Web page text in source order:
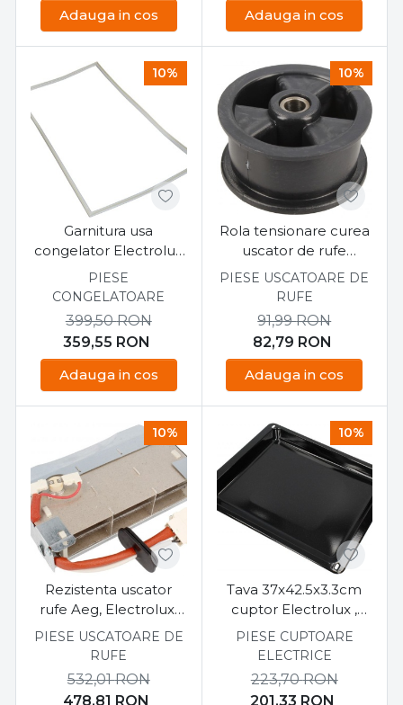
Adauga in cos
Adauga in cos
10%
Garnitura usa
congelator Electrolux
67,5 cm X 57.2 cm
PIESE
CONGELATOARE
359,55 RON
399,50RON
Adauga in cos
10%
Rola tensionare curea
uscator de rufe
Electrolux 1250125034
PIESE USCATOARE DE
RUFE
82,79 RON
91,99RON
Adauga in cos
10%
Rezistenta uscator
rufe Aeg, Electrolux,
Zanussi EDC2086,
1366110011
PIESE USCATOARE DE
RUFE
478,81 RON
532,01RON
10%
Tava 37x42.5x3.3cm
cuptor Electrolux ,
Zanussi
PIESE CUPTOARE
ELECTRICE
201,33 RON
223,70RON